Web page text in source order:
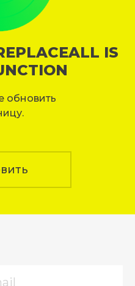
IS
обновить